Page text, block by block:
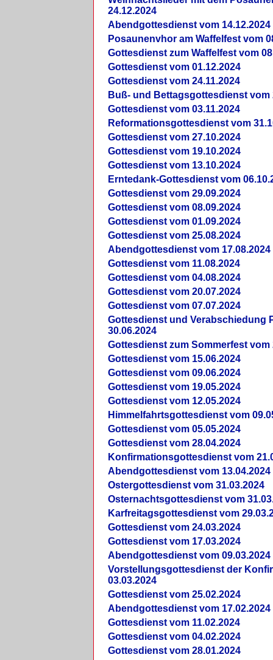
24.12.2024
Abendgottesdienst vom 14.12.2024
Posaunenvhor am Waffelfest vom
Gottesdienst zum Waffelfest vom
Gottesdienst vom 01.12.2024
Gottesdienst vom 24.11.2024
Buß- und Bettagsgottesdienst vom
Gottesdienst vom 03.11.2024
Reformationsgottesdienst vom
Gottesdienst vom 27.10.2024
Gottesdienst vom 19.10.2024
Gottesdienst vom 13.10.2024
Erntedank-Gottesdienst vom
Gottesdienst vom 29.09.2024
Gottesdienst vom 08.09.2024
Gottesdienst vom 01.09.2024
Gottesdienst vom 25.08.2024
Abendgottesdienst vom 17.08.2024
Gottesdienst vom 11.08.2024
Gottesdienst vom 04.08.2024
Gottesdienst vom 20.07.2024
Gottesdienst vom 07.07.2024
Gottesdienst und Verabschiedung
30.06.2024
Gottesdienst zum Sommerfest vom
Gottesdienst vom 15.06.2024
Gottesdienst vom 09.06.2024
Gottesdienst vom 19.05.2024
Gottesdienst vom 12.05.2024
Himmelfahrtsgottesdienst vom
Gottesdienst vom 05.05.2024
Gottesdienst vom 28.04.2024
Konfirmationsgottesdienst vom
Abendgottesdienst vom 13.04.2024
Ostergottesdienst vom 31.03.2024
Osternachtsgottesdienst vom
Karfreitagsgottesdienst vom
Gottesdienst vom 24.03.2024
Gottesdienst vom 17.03.2024
Abendgottesdienst vom 09.03.2024
Vorstellungsgottesdienst der
03.03.2024
Gottesdienst vom 25.02.2024
Abendgottesdienst vom 17.02.2024
Gottesdienst vom 11.02.2024
Gottesdienst vom 04.02.2024
Gottesdienst vom 28.01.2024